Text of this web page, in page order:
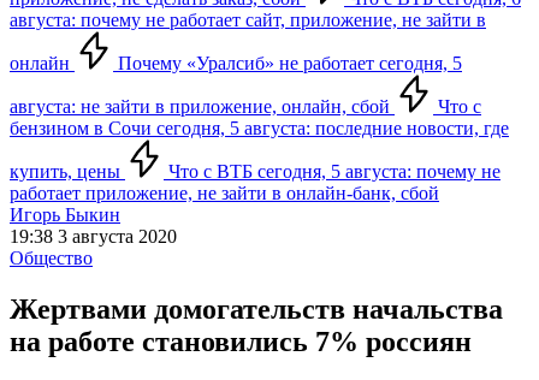
августа: почему не работает сайт, приложение, не зайти в
онлайн Почему «Уралсиб» не работает сегодня, 5
августа: не зайти в приложение, онлайн, сбой
Что с
бензином в Сочи сегодня, 5 августа: последние новости, где
купить, цены
Что с ВТБ сегодня, 5 августа: почему не
работает приложение, не зайти в онлайн-банк, сбой
Игорь Быкин
19:38 3 августа 2020
Общество
Жертвами домогательств начальства
на работе становились 7% россиян